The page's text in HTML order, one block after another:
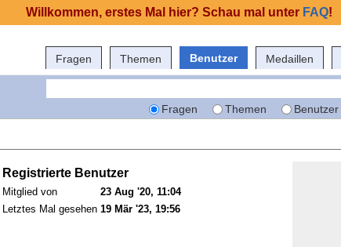
Fragen Themen Benutzer Medaillen
Fragen Themen Benutzer
Registrierte Benutzer
Mitglied von
23 Aug '20, 11:04
Letztes Mal gesehen 19 Mär '23, 19:56
Willkommen, erstes Mal hier? Schau mal unter FAQ!